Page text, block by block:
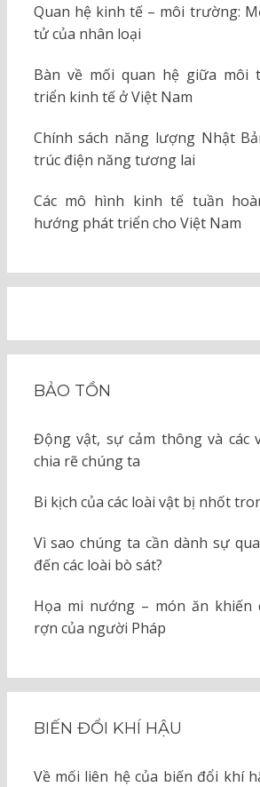
Quan hệ kinh tế – môi trường:
tử của nhân loại
Bàn về mối quan hệ giữa môi
triển kinh tế ở Việt Nam
Chính sách năng lượng Nhật
trúc điện năng tương lai
Các mô hình kinh tế tuần
hướng phát triển cho Việt Nam
BẢO TỒN
Động vật, sự cảm thông và các
chia rẽ chúng ta
Bi kịch của các loài vật bị nhốt
Vì sao chúng ta cần dành sự
đến các loài bò sát?
Họa mi nướng – món ăn khiến
rợn của người Pháp
BIẾN ĐỔI KHÍ HẬU
Về mối liên hệ của biến đổi khí